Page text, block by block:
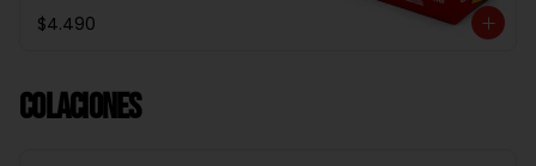
$4.490
Colaciones